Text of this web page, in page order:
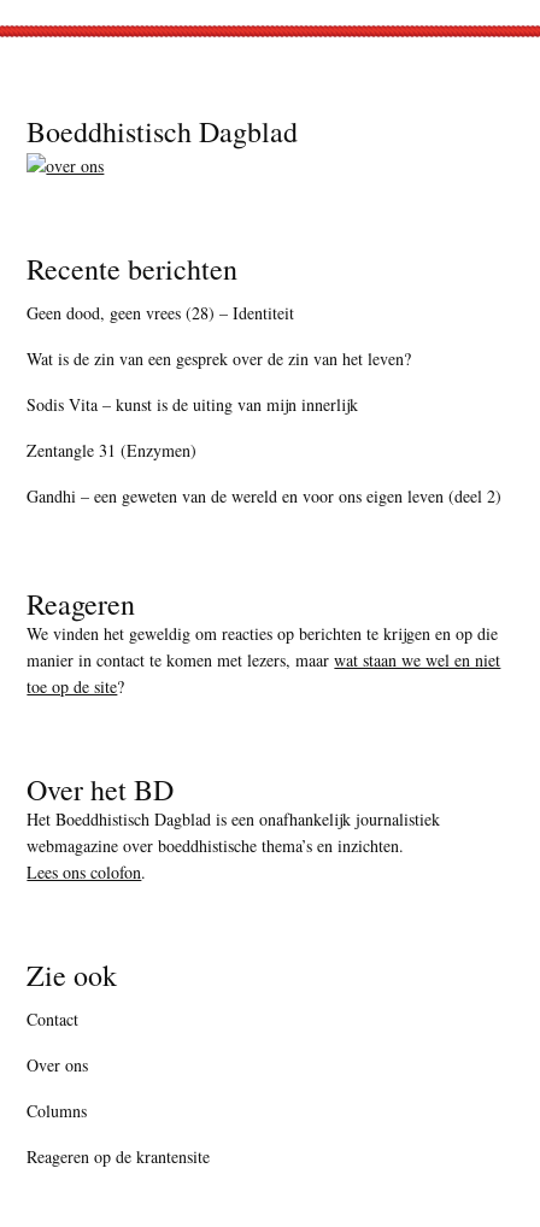
Footer
Boeddhistisch Dagblad
Recente berichten
Geen dood, geen vrees (28) – Identiteit
Wat is de zin van een gesprek over de zin van het leven?
Sodis Vita – kunst is de uiting van mijn innerlijk
Zentangle 31 (Enzymen)
Gandhi – een geweten van de wereld en voor ons eigen leven (deel 2)
Reageren
We vinden het geweldig om reacties op berichten te krijgen en op die
manier in contact te komen met lezers, maarwat staan we wel en niet
toe op de site?
Over het BD
Het Boeddhistisch Dagblad is een onafhankelijk journalistiek
webmagazine over boeddhistische thema’s en inzichten.
Lees ons colofon.
Zie ook
Contact
Over ons
Columns
Reageren op de krantensite